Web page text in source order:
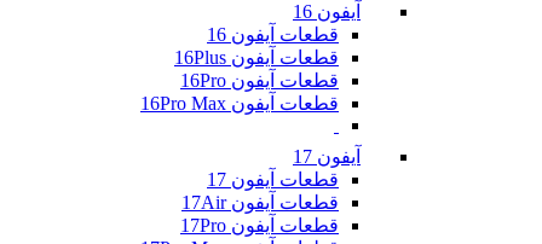
آیفون 16
قطعات آیفون 16
قطعات آیفون 16Plus
قطعات آیفون 16Pro
قطعات آیفون 16Pro Max
آیفون 17
قطعات آیفون 17
قطعات آیفون 17Air
قطعات آیفون 17Pro